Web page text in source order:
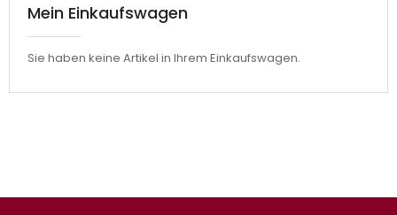
Mein Einkaufswagen
Sie haben keine Artikel in Ihrem Einkaufswagen.